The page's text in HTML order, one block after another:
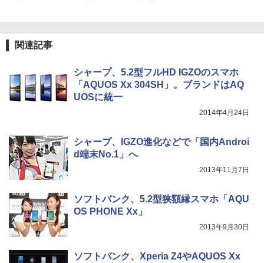
関連記事
シャープ、5.2型フルHD IGZOのスマホ
「AQUOS Xx 304SH」。ブランドはAQ
UOSに統一
2014年4月24日
シャープ、IGZO進化などで「国内Androi
d端末No.1」へ
2013年11月7日
ソフトバンク、5.2型狭額縁スマホ「AQU
OS PHONE Xx」
2013年9月30日
ソフトバンク、Xperia Z4やAQUOS Xx